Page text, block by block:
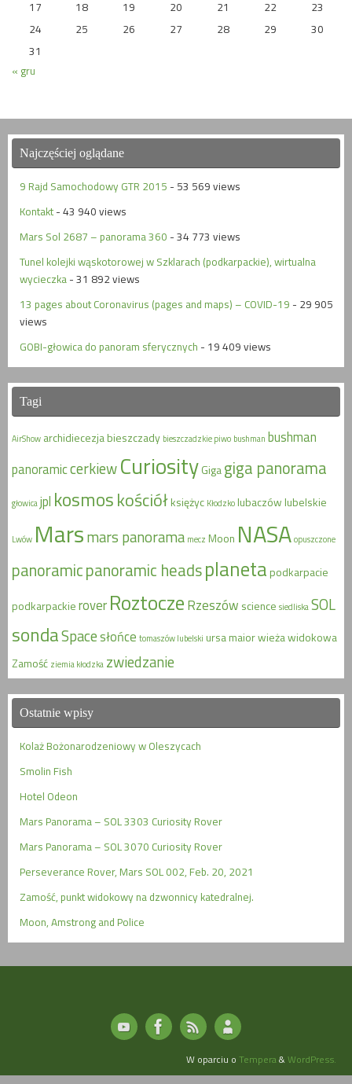
17
18 19 20 21 22
23
24
25 26 27 28 29
30
31
« gru
Najczęściej oglądane
9 Rajd Samochodowy GTR 2015 - 53 569 views
Kontakt - 43 940 views
Mars Sol 2687 – panorama 360 - 34 773 views
Tunel kolejki wąskotorowej w Szklarach (podkarpackie), wirtualna
wycieczka - 31 892 views
13 pages about Coronavirus (pages and maps) – COVID-19 - 29 905
views
GOBI-głowica do panoram sferycznych - 19 409 views
Tagi
AirShow archidiecezjabieszczady bieszczadzkie piwo bushman bushman
panoramiccerkiewCuriosityGigagiga panorama
głowicajpl kosmoskościółksiężyc Kłodzkolubaczówlubelskie
Lwów Marsmars panorama mecz Moon NASAopuszczone
panoramicpanoramic headsplanetapodkarpacie
podkarpackierover Roztocze Rzeszów science siedliskaSOL
sondaSpacesłońce tomaszów lubelski ursa maiorwieża widokowa
Zamość ziemia kłodzka zwiedzanie
Ostatnie wpisy
Kolaż Bożonarodzeniowy w Oleszycach
Smolin Fish
Hotel Odeon
Mars Panorama – SOL 3303 Curiosity Rover
Mars Panorama – SOL 3070 Curiosity Rover
Perseverance Rover, Mars SOL 002, Feb. 20, 2021
Zamość, punkt widokowy na dzwonnicy katedralnej.
Moon, Amstrong and Police
W oparciu o Tempera&WordPress.